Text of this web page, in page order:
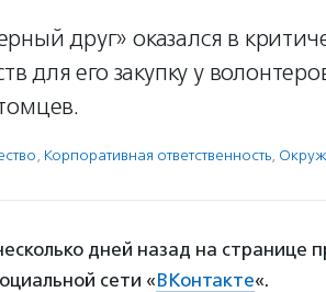
друг» оказался в
для его закупку у
, Корпоративная ответственность,
дней назад на странице
сети «ВКонтакте«.